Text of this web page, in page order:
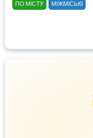
ПО МІСТУ МІЖМІСЬКІ